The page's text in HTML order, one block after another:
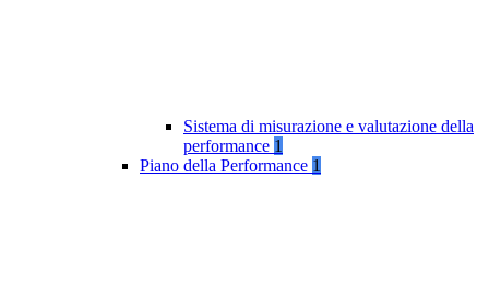
Sistema di misurazione e valutazione della
performance 1
Piano della Performance 1